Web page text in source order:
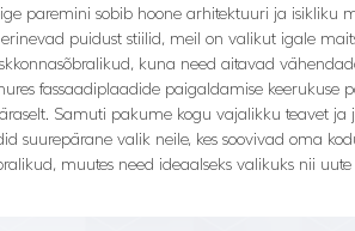
paremini sobib hoone arhitektuuri ja isikliku
puidust stiilid, meil on valikut igale
kuna need aitavad
fassaadiplaadide paigaldamise keerukuse
Samuti pakume kogu vajalikku teavet ja
suurepärane valik neile, kes soovivad oma
muutes need ideaalseks valikuks nii